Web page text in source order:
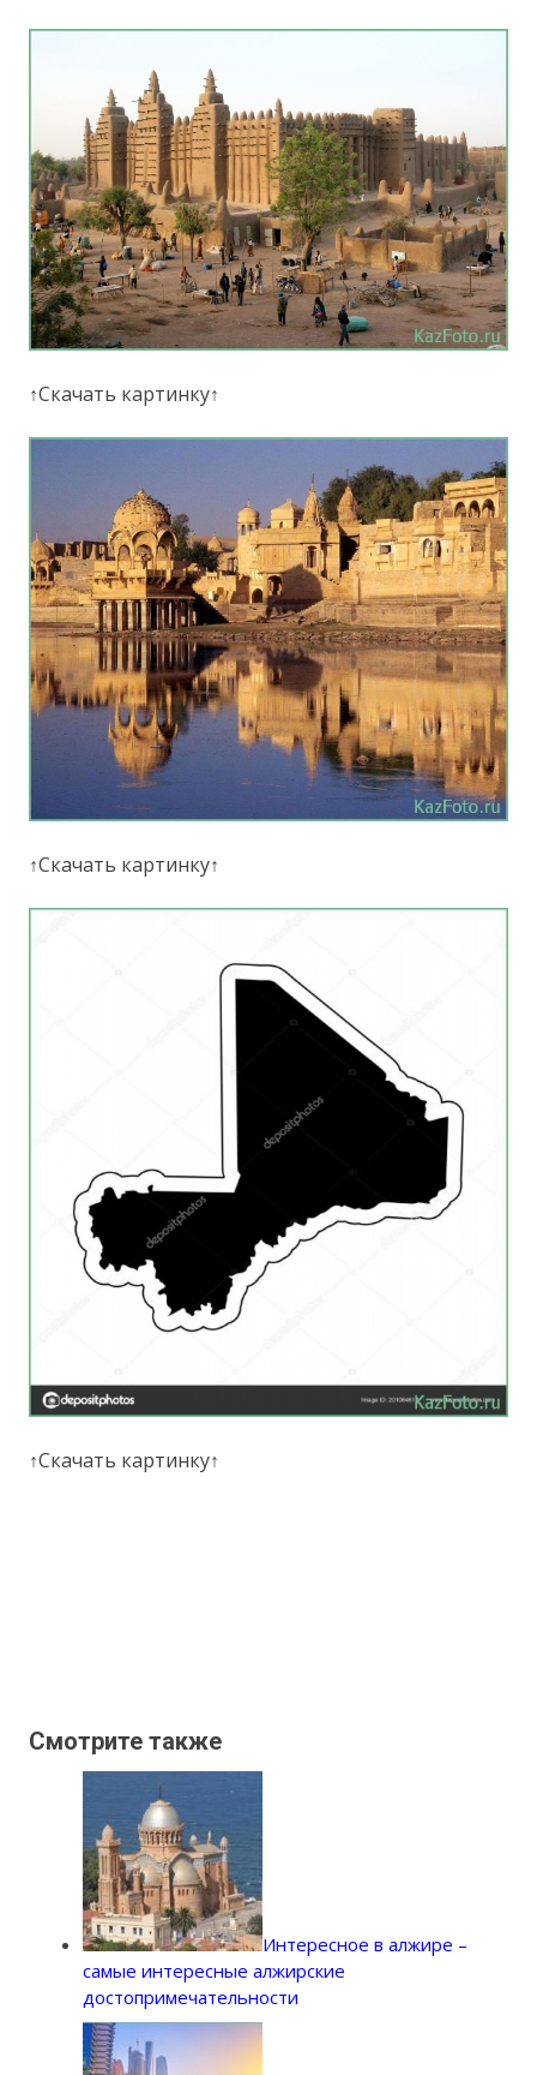
↑Скачать картинку↑
↑Скачать картинку↑
↑Скачать картинку↑
Смотрите также
Интересное в алжире –
самые интересные алжирские
достопримечательности